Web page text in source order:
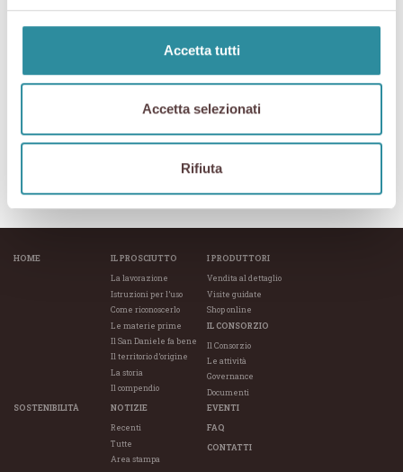
Accetta tutti
Accetta selezionati
Rifiuta
Il San Daniele non è solo un prodotto di eccellenza, ma anche il cuore di una
ruolo strategico. Il Consorzio, con le sue numerose figure professionali
esempio concreto di come si costruisce, gestisce e comunica un brand
questo ambiente significa poter osservare da vicino un sistema professionale
valore della comunicazione nel mondo del lavoro. Un’occasione preziosa per
CS-2025-Consorzio-Fondazione-e-Manzini-per-il-marketing-agli-studenti
HOME
IL PROSCIUTTO
La lavorazione
Istruzioni per l’uso
Come riconoscerlo
Le materie prime
Il San Daniele fa bene
Il territorio d’origine
La storia
Il compendio
I PRODUTTORI
Vendita al dettaglio
Visite guidate
Shop online
IL CONSORZIO
Il Consorzio
Le attività
Governance
Documenti
SOSTENIBILITÀ
NOTIZIE
Recenti
Tutte
Area stampa
EVENTI
FAQ
CONTATTI